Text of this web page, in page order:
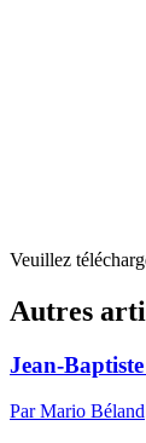
Veuillez
Autres
Jean-
Par Mario Béland